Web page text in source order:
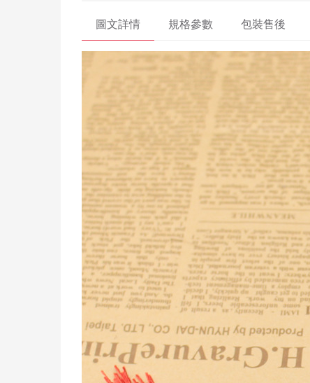
圖文詳情 規格參數 包裝售後